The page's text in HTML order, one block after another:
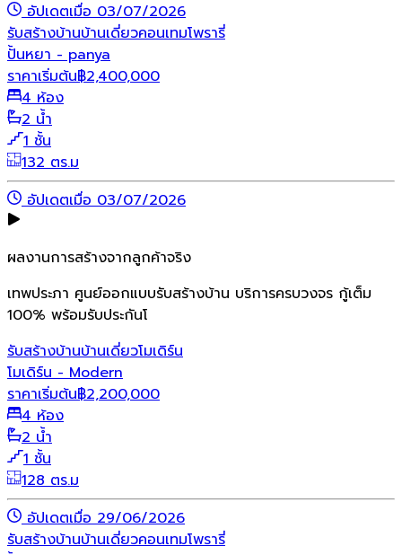
อัปเดตเมื่อ 03/07/2026
รับสร้างบ้านบ้านเดี่ยวคอนเทมโพรารี่
ปั้นหยา - panya
ราคาเริ่มต้น฿2,400,000
4 ห้อง
2 น้ำ
1 ชั้น
132 ตร.ม
อัปเดตเมื่อ 03/07/2026
ผลงานการสร้างจากลูกค้าจริง
เทพประภา ศูนย์ออกแบบรับสร้างบ้าน บริการครบวงจร กู้เต็ม
100% พร้อมรับประกันโ
รับสร้างบ้านบ้านเดี่ยวโมเดิร์น
โมเดิร์น - Modern
ราคาเริ่มต้น฿2,200,000
4 ห้อง
2 น้ำ
1 ชั้น
128 ตร.ม
อัปเดตเมื่อ 29/06/2026
รับสร้างบ้านบ้านเดี่ยวคอนเทมโพรารี่